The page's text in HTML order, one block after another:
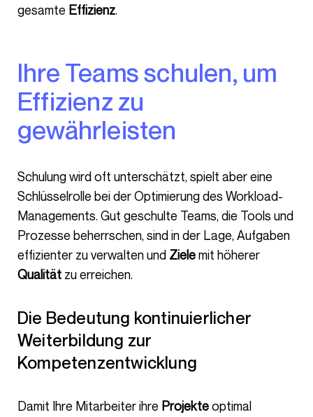
gesamte Effizienz.
Ihre Teams schulen, um
Effizienz zu
gewährleisten
Schulung wird oft unterschätzt, spielt aber eine
Schlüsselrolle bei der Optimierung des Workload-
Managements. Gut geschulte Teams, die Tools und
Prozesse beherrschen, sind in der Lage, Aufgaben
effizienter zu verwalten und Zielemit höherer
Qualität zu erreichen.
Die Bedeutung kontinuierlicher
Weiterbildung zur
Kompetenzentwicklung
Damit Ihre Mitarbeiter ihre Projekteoptimal